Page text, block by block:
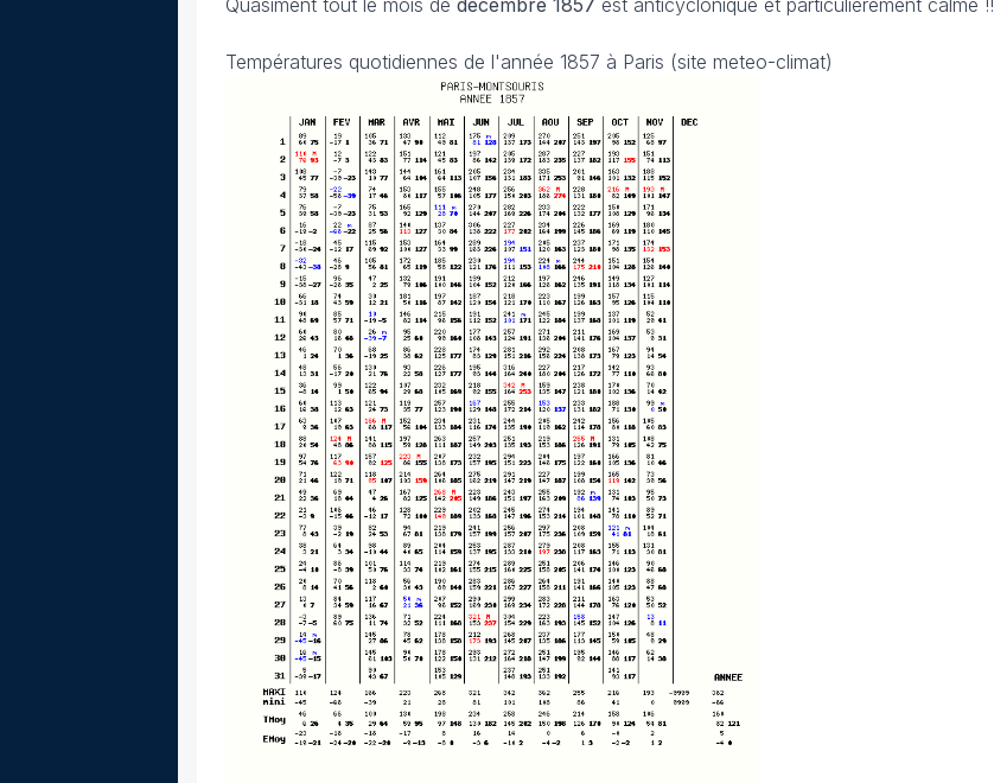
Quasiment tout le mois de décembre 1857 est anticyclonique et particulièrement calme !!
Températures quotidiennes de l'année 1857 à Paris (site meteo-climat)